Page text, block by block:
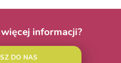
informacji?
DO NAS